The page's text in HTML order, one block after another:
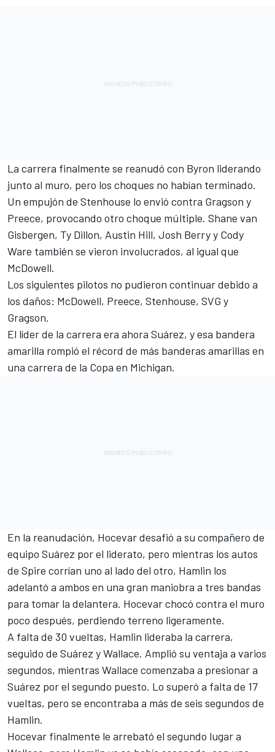
La carrera finalmente se reanudó con Byron liderando
junto al muro, pero los choques no habían terminado.
Un empujón de Stenhouse lo envió contra Gragson y
Preece, provocando otro choque múltiple. Shane van
Gisbergen, Ty Dillon, Austin Hill, Josh Berry y Cody
Ware también se vieron involucrados, al igual que
McDowell.
Los siguientes pilotos no pudieron continuar debido a
los daños: McDowell, Preece, Stenhouse, SVG y
Gragson.
El líder de la carrera era ahora Suárez, y esa bandera
amarilla rompió el récord de más banderas amarillas en
una carrera de la Copa en Michigan.
En la reanudación, Hocevar desafió a su compañero de
equipo Suárez por el liderato, pero mientras los autos
de Spire corrían uno al lado del otro, Hamlin los
adelantó a ambos en una gran maniobra a tres bandas
para tomar la delantera. Hocevar chocó contra el muro
poco después, perdiendo terreno ligeramente.
A falta de 30 vueltas, Hamlin lideraba la carrera,
seguido de Suárez y Wallace. Amplió su ventaja a varios
segundos, mientras Wallace comenzaba a presionar a
Suárez por el segundo puesto. Lo superó a falta de 17
vueltas, pero se encontraba a más de seis segundos de
Hamlin.
Hocevar finalmente le arrebató el segundo lugar a